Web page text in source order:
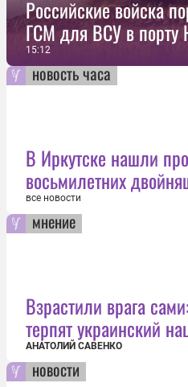
Российские войска
ГСМ для ВСУ в
15:12
новость часа
В Иркутске нашли
восьмилетних
все новости
мнение
Взрастили врага
терпят украинский
АНАТОЛИЙ САВЕНКО
новости